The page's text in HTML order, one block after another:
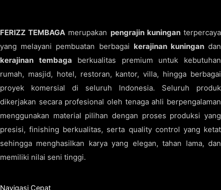
FERIZZ TEMBAGA merupakan pengrajin kuninganterpercaya
yang melayani pembuatan berbagai kerajinan kuningandan
kerajinan tembaga berkualitas premium untuk kebutuhan
rumah, masjid, hotel, restoran, kantor, villa, hingga berbagai
proyek komersial di seluruh Indonesia. Seluruh produk
dikerjakan secara profesional oleh tenaga ahli berpengalaman
menggunakan material pilihan dengan proses produksi yang
presisi, finishing berkualitas, serta quality control yang ketat
sehingga menghasilkan karya yang elegan, tahan lama, dan
memiliki nilai seni tinggi.
Navigasi Cepat